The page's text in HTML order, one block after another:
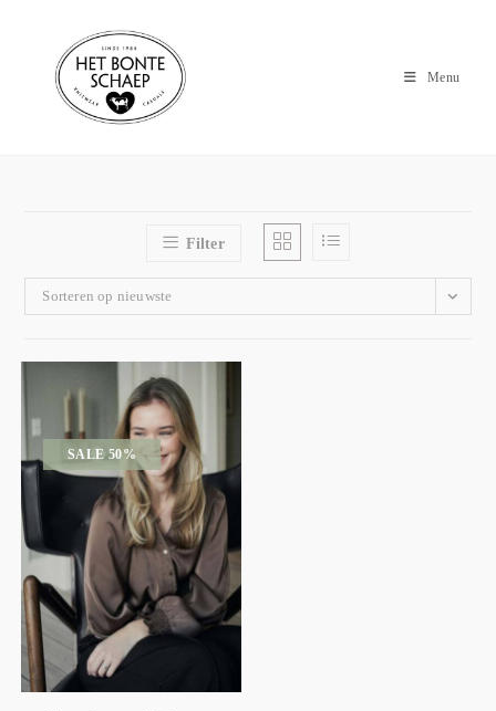
Menu
Filter
Sorteren op nieuwste
SALE 50%